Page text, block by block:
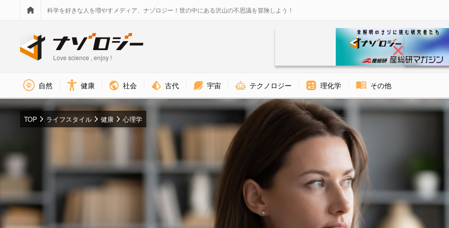
科学を好きな人を増やすメディア、ナゾロジー！世の中にある沢山の不思議を冒険しよう！
Love science , enjoy !
自然 健康 社会 古代 宇宙 テクノロジー 理化学 その他
TOP ライフスタイル 健康 心理学